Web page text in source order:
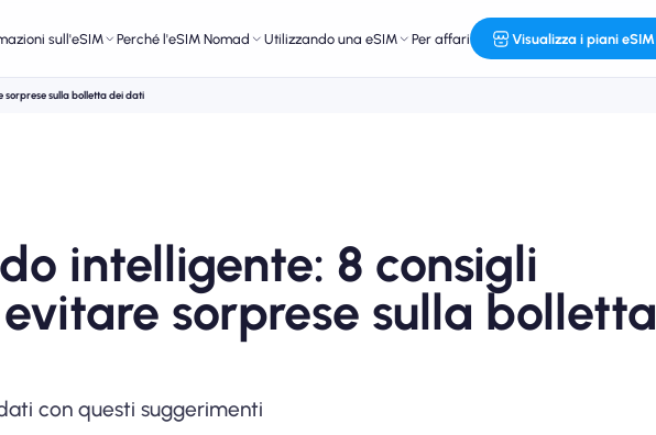
sull'eSIM Perché l'eSIM Nomad Utilizzando una eSIM Per affari Visualizza i piani eSIM
sorprese sulla bolletta dei dati
intelligente: 8 consigli
sorprese sulla bolletta
con questi suggerimenti